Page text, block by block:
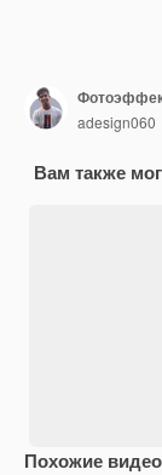
adesign060
Вам также
Похожие видео